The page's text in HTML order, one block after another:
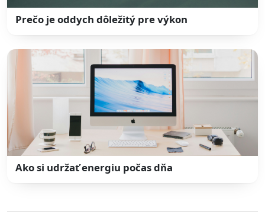
Prečo je oddych dôležitý pre výkon
Ako si udržať energiu počas dňa